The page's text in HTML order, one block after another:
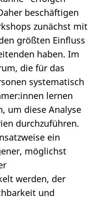
beschäftigen
zunächst mit
größten Einfluss
haben. Im
die für das
systematisch
lernen
um diese Analyse
durchzuführen.
ein
möglichst
werden, der
und